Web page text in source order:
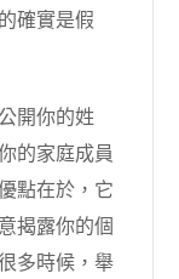
確實是假
開你的姓
的家庭成員
點在於，它
揭露你的個
多時候，舉